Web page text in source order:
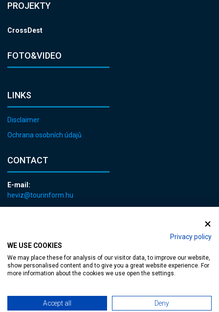
Privacy policy
WE USE COOKIES
We may place these for analysis of our visitor data, to improve our website,
show personalised content and to give you a great website experience. For
more information about the cookies we use open the settings.
Accept all Deny
PROJEKTY
CrossDest
FOTO&VIDEO
LINKS
Disclaimer
Ochrana osobních údajů
CONTACT
E-mail:
heviz@tourinform.hu